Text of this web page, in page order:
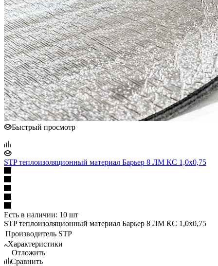
Быстрый просмотр
STP теплоизоляционный материал Барьер 8 ЛМ КС 1,0х0,75
Есть в наличии: 10 шт
STP теплоизоляционный материал Барьер 8 ЛМ КС 1,0х0,75
Производитель STP
Характеристики
Отложить
Сравнить